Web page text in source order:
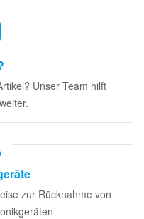
Unser Team hilft
zur Rücknahme von